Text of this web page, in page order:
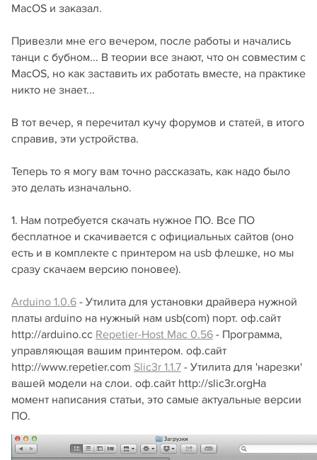
MacOS и заказал.
Привезли мне его вечером, после работы и начались
танци с бубном... В теории все знают, что он совместим с
MacOS, но как заставить их работать вместе, на практике
никто не знает...
В тот вечер, я перечитал кучу форумов и статей, в итого
справив, эти устройства.
Теперь то я могу вам точно рассказать, как надо было
это делать изначально.
1. Нам потребуется скачать нужное ПО. Все ПО
бесплатное и скачивается с официальных сайтов (оно
есть и в комплекте с принтером на usb флешке, но мы
сразу скачаем версию поновее).
Arduino 1.0.6 - Утилита для установки драйвера нужной
платы arduino на нужный нам usb(com) порт. оф.сайт
http://arduino.cc Repetier-Host Mac 0.56 - Программа,
управляющая вашим принтером. оф.сайт
http://www.repetier.com Slic3r 1.1.7 - Утилита для 'нарезки'
вашей модели на слои. оф.сайт http://slic3r.orgНа
момент написания статьи, это самые актуальные версии
ПО.